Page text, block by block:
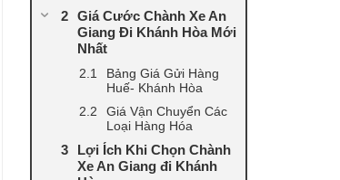
Giá Cước Chành Xe An
Giang Đi Khánh Hòa Mới
Nhất
Bảng Giá Gửi Hàng
Huế- Khánh Hòa
Giá Vận Chuyển Các
Loại Hàng Hóa
Lợi Ích Khi Chọn Chành
Xe An Giang đi Khánh